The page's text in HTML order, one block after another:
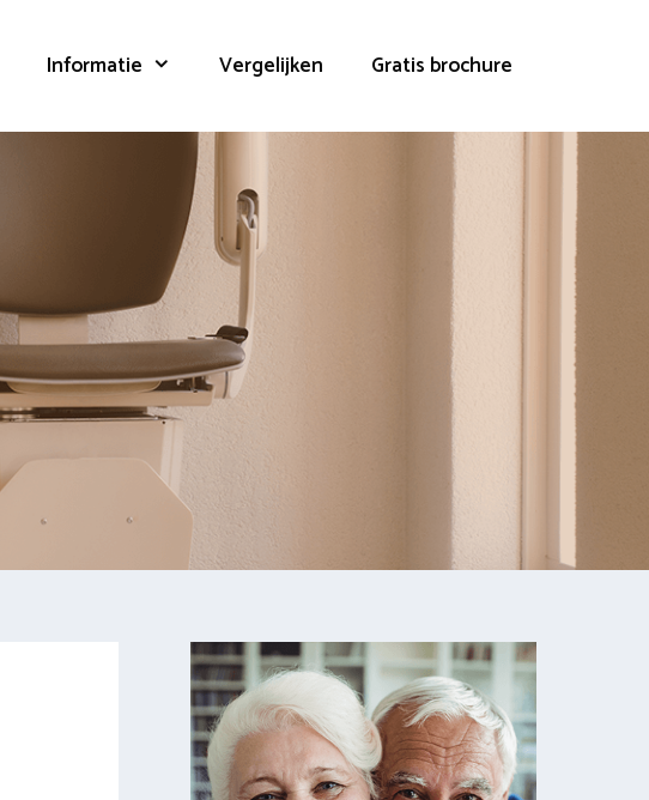
Informatie Vergelijken Gratis brochure